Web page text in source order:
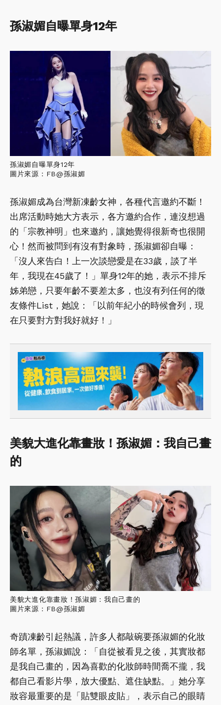
孫淑媚自曝單身12年
孫淑媚自曝單身12年
圖片來源：FB@孫淑媚
孫淑媚成為台灣新凍齡女神，各種代言邀約不斷！
出席活動時她大方表示，各方邀約合作，連沒想過
的「宗教神明」也來邀約，讓她覺得很新奇也很開
心！然而被問到有沒有對象時，孫淑媚卻自曝：
「沒人來告白！上一次談戀愛是在33歲，談了半
年，我現在45歲了！」單身12年的她，表示不排斥
姊弟戀，只要年齡不要差太多，也沒有列任何的徵
友條件List，她說：「以前年紀小的時候會列，現
在只要對方對我好就好！」
美貌大進化靠畫妝！孫淑媚：我自己畫
的
美貌大進化靠畫妝！孫淑媚：我自己畫的
圖片來源：FB@孫淑媚
奇蹟凍齡引起熱議，許多人都敲碗要孫淑媚的化妝
師名單，孫淑媚說：「自從被看見之後，其實妝都
是我自己畫的，因為喜歡的化妝師時間喬不攏，我
都自己看影片學，放大優點、遮住缺點。」她分享
妝容最重要的是「貼雙眼皮貼」，表示自己的眼睛